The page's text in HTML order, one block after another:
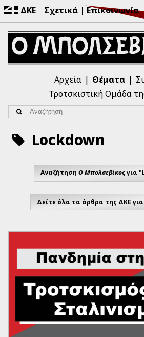
ΔΚΕ Σχετικά Επικοινωνία
Αρχεία Θέματα
Τροτσκιστική Ομάδα
Lockdown
Αναζήτηση Ο Μπολσεβίκοςγια
Δείτε όλα τα άρθρα της ΔΚΕ